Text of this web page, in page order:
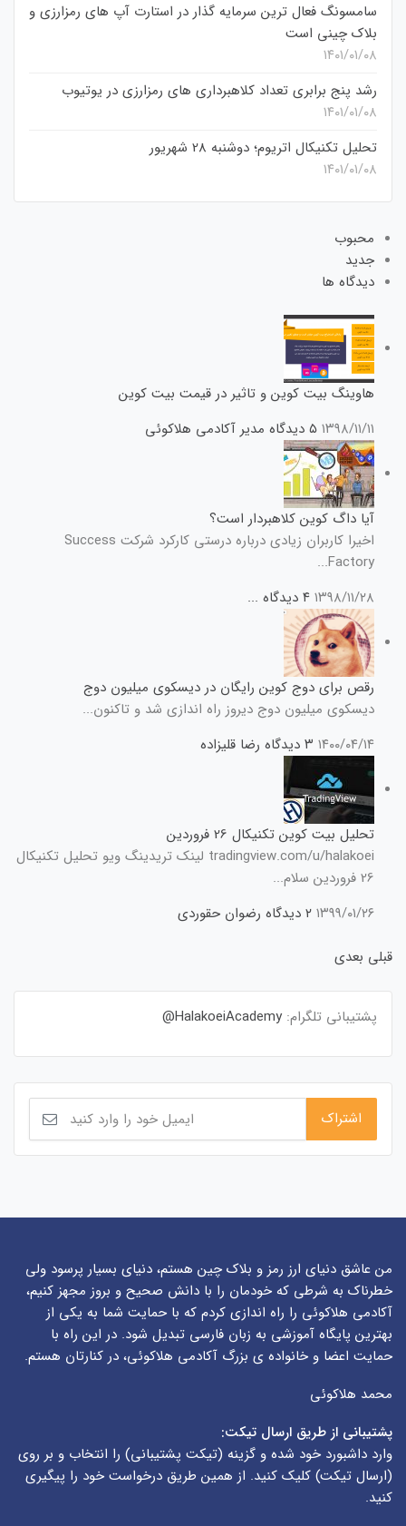
سامسونگ فعال‌ ترین سرمایه‌ گذار در استارت‌ آپ‌ های رمزارزی و
بلاک چینی است
۱۴۰۱/۰۱/۰۸
رشد پنج برابری تعداد کلاهبرداری های رمزارزی در یوتیوب
۱۴۰۱/۰۱/۰۸
تحلیل تکنیکال اتریوم؛ دوشنبه 28 شهریور
۱۴۰۱/۰۱/۰۸
محبوب
جدید
دیدگاه ها
هاوینگ بیت کوین و تاثیر در قیمت بیت کوین
۱۳۹۸/۱۱/۱۱ ۵ دیدگاه مدیر آکادمی هلاکوئی
آیا داگ کوین کلاهبردار است؟
اخیرا کاربران زیادی درباره درستی کارکرد شرکت Success
Factory...
۱۳۹۸/۱۱/۲۸ ۴ دیدگاه ...
رقص برای دوج کوین رایگان در دیسکوی میلیون دوج
دیسکوی میلیون دوج دیروز راه اندازی شد و تاکنون...
۱۴۰۰/۰۴/۱۴ ۳ دیدگاه رضا قلیزاده
تحلیل بیت کوین تکنیکال 26 فروردین
tradingview.com/u/halakoei لینک تریدینگ ویو تحلیل تکنیکال
26 فروردین سلام...
۱۳۹۹/۰۱/۲۶ ۲ دیدگاه
رضوان حقوردی
قبلی بعدی
پشتیبانی تلگرام: HalakoeiAcademy@
من عاشق دنیای ارز رمز و بلاک چین هستم، دنیای بسیار پرسود ولی
خطرناک به شرطی که خودمان را با دانش صحیح و بروز مجهز کنیم،
آکادمی هلاکوئی را راه اندازی کردم که با حمایت شما به یکی از
بهترین پایگاه آموزشی به زبان فارسی تبدیل شود. در این راه با
حمایت اعضا و خانواده ی بزرگ آکادمی هلاکوئی، در کنارتان هستم.
محمد هلاکوئی
پشتیبانی از طریق ارسال تیکت:
وارد داشبورد خود شده و گزینه (تیکت پشتیبانی) را انتخاب و بر روی
(ارسال تیکت) کلیک کنید. از همین طریق درخواست خود را پیگیری
کنید.